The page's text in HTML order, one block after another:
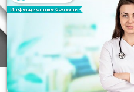
Инфекционные болезни